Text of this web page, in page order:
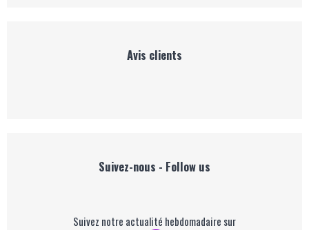
Avis clients
Suivez-nous - Follow us
Suivez notre actualité hebdomadaire sur